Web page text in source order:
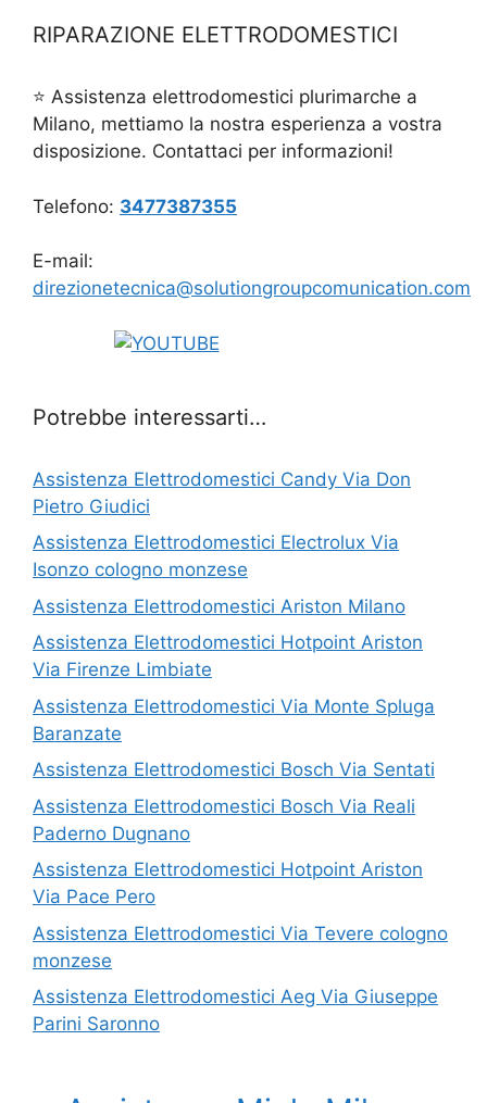
RIPARAZIONE ELETTRODOMESTICI
⭐ Assistenza elettrodomestici plurimarche a
Milano, mettiamo la nostra esperienza a vostra
disposizione. Contattaci per informazioni!
Telefono: 3477387355
E-mail:
direzionetecnica@solutiongroupcomunication.com
Potrebbe interessarti…
Assistenza Elettrodomestici Candy Via Don
Pietro Giudici
Assistenza Elettrodomestici Electrolux Via
Isonzo cologno monzese
Assistenza Elettrodomestici Ariston Milano
Assistenza Elettrodomestici Hotpoint Ariston
Via Firenze Limbiate
Assistenza Elettrodomestici Via Monte Spluga
Baranzate
Assistenza Elettrodomestici Bosch Via Sentati
Assistenza Elettrodomestici Bosch Via Reali
Paderno Dugnano
Assistenza Elettrodomestici Hotpoint Ariston
Via Pace Pero
Assistenza Elettrodomestici Via Tevere cologno
monzese
Assistenza Elettrodomestici Aeg Via Giuseppe
Parini Saronno